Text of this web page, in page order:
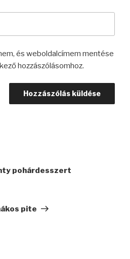
és weboldalcímem mentése
hozzászólásomhoz.
pohárdesszert
pite